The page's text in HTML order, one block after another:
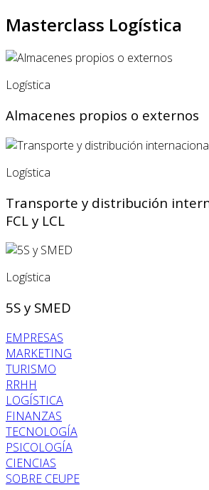
Masterclass Logística
Logística
Almacenes propios o externos
Logística
Transporte y distribución
FCL y LCL
Logística
5S y SMED
EMPRESAS
MARKETING
TURISMO
RRHH
LOGÍSTICA
FINANZAS
TECNOLOGÍA
PSICOLOGÍA
CIENCIAS
SOBRE CEUPE